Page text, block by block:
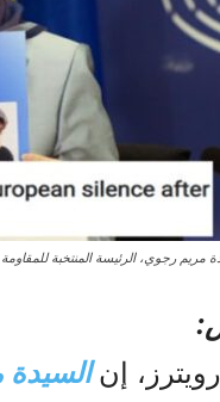
مريم رجوي، الرئيسة المنتخبة للمقاومة
إن